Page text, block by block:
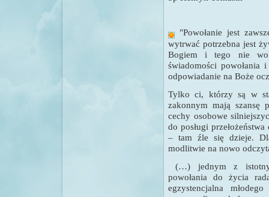
"Powołanie jest
wytrwać potrzebna jest
Bogiem i tego nie
świadomości powołania
odpowiadanie na Boże
Tylko ci, którzy są w
zakonnym mają szansę
cechy osobowe
do posługi
– tam źle się dzieje.
modlitwie na nowo
(…) jednym z
powołania do życia
egzystencjalna